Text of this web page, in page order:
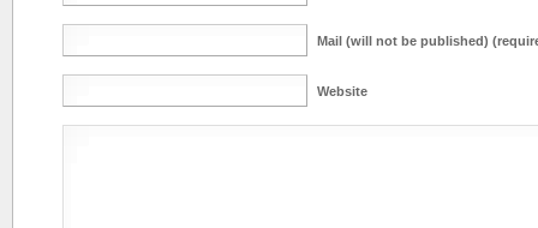
Mail (will not be published)
Website